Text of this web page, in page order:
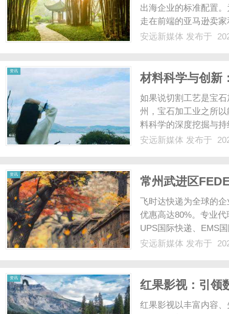
出海企业的标准配置
走在前端的亚马逊卖
轨并行战略。在这种
安远新媒体 发布于
资讯
材料科学与创新
如果说切割工艺是宝石
州，宝石加工业之所
料科学的深度挖掘与
削，而是一场关于分
安远新媒体 发布于
资讯
常州武进区
海外仓敏感货双
飞时达快递为全球的
优惠高达80%。专业
UPS国际快递、EMS
业务。常州武进区
安远新媒体 发布于
资讯
红果影视：引领
红果影视以丰富内容